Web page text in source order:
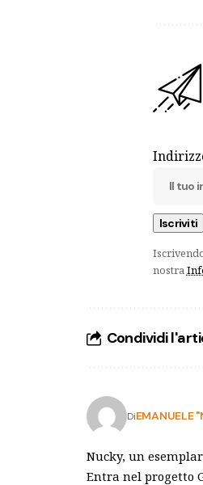
nostra
Condividi
DiEMANUELE
Nucky, un
Entra nel progetto